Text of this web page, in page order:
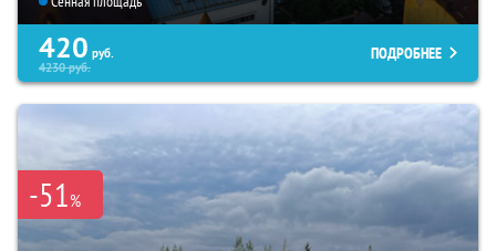
420 руб.
4230руб.
ПОДРОБНЕЕ
-51%